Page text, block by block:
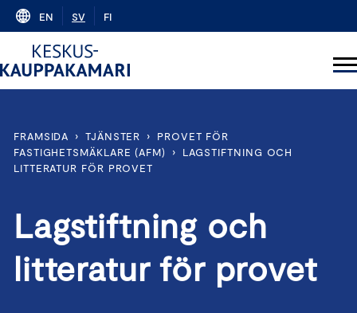
Skip
content
EN SV FI
FRAMSIDA › TJÄNSTER ›
PROVET FÖR
FASTIGHETSMÄKLARE (AFM)
›
LAGSTIFTNING OCH
LITTERATUR FÖR PROVET
Lagstiftning och
litteratur för provet